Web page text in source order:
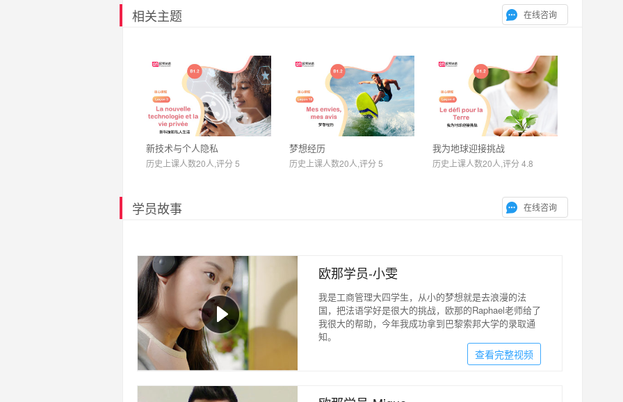
相关主题 在线咨询
新技术与个人隐私
历史上课人数20人,评分 5
梦想经历
历史上课人数20人,评分 5
我为地球迎接挑战
历史上课人数20人,评分 4.8
学员故事 在线咨询
欧那学员-小雯
我是工商管理大四学生，从小的梦想就是去浪漫的法
国，把法语学好是很大的挑战，欧那的Raphael老师给了
我很大的帮助，今年我成功拿到巴黎索邦大学的录取通
知。
查看完整视频